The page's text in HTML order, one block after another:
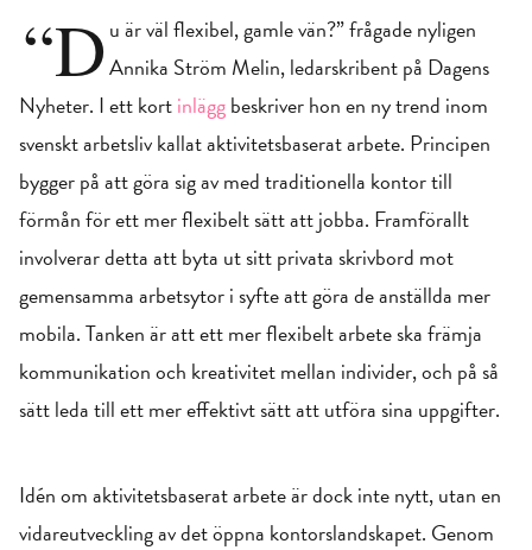
“D u är väl flexibel, gamle vän?” frågade nyligen
Annika Ström Melin, ledarskribent på Dagens
Nyheter. I ett kortinläggbeskriver hon en ny trend inom
svenskt arbetsliv kallat aktivitetsbaserat arbete. Principen
bygger på att göra sig av med traditionella kontor till
förmån för ett mer flexibelt sätt att jobba. Framförallt
involverar detta att byta ut sitt privata skrivbord mot
gemensamma arbetsytor i syfte att göra de anställda mer
mobila. Tanken är att ett mer flexibelt arbete ska främja
kommunikation och kreativitet mellan individer, och på så
sätt leda till ett mer effektivt sätt att utföra sina uppgifter.
Idén om aktivitetsbaserat arbete är dock inte nytt, utan en
vidareutveckling av det öppna kontorslandskapet. Genom